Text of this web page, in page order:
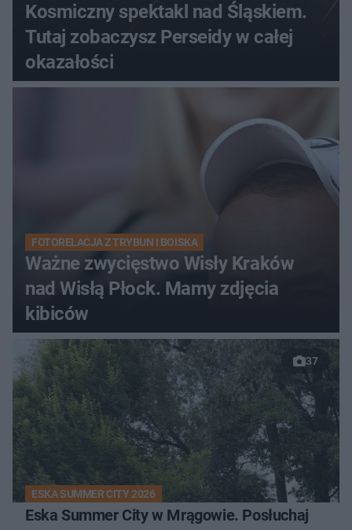
Kosmiczny spektakl nad Śląskiem.
Tutaj zobaczysz Perseidy w całej
okazałości
FOTORELACJA Z TRYBUN I BOISKA
Ważne zwycięstwo Wisły Kraków
nad Wisłą Płock. Mamy zdjęcia
kibiców
37
ESKA SUMMER CITY 2026
Eska Summer City w Mrągowie. Posłuchaj